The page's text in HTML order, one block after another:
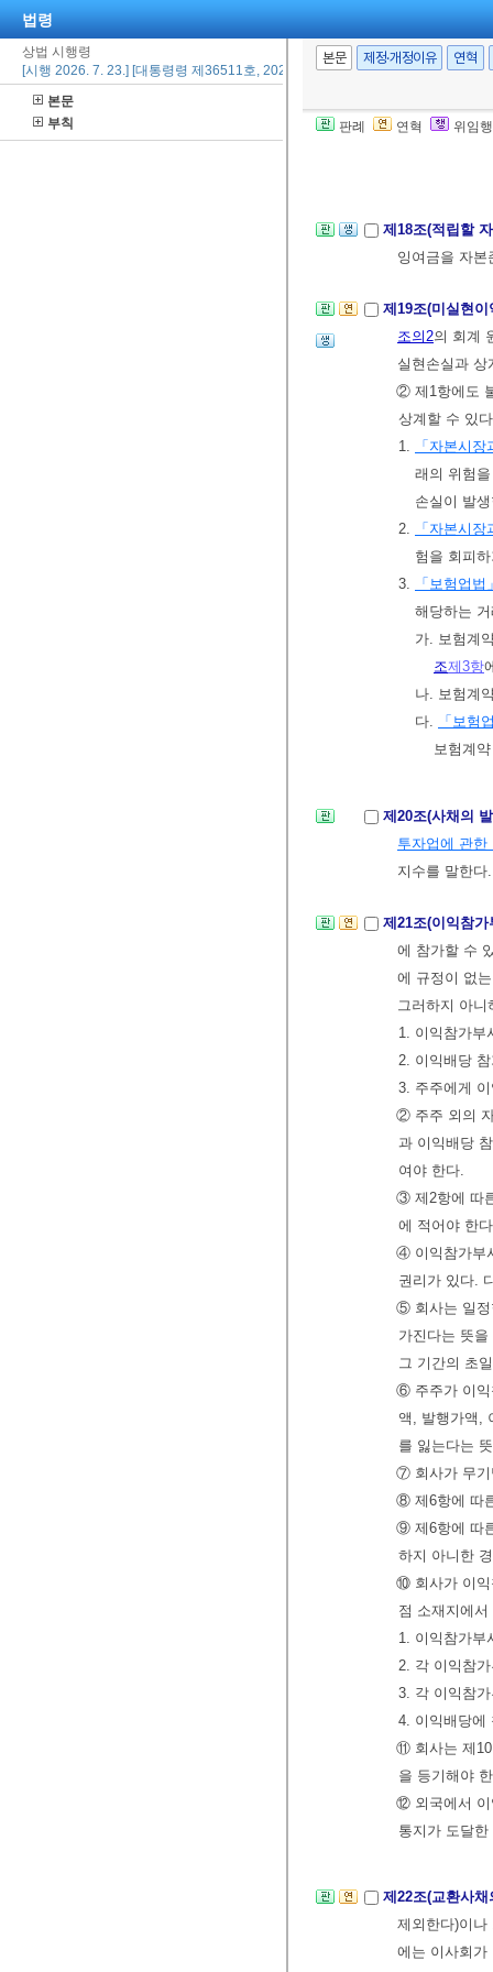
법령
상법 시행령
[시행 2026. 7. 23.] [대통령령 제36511호, 2026. 7. 21., 일부개정]
본문
부칙
본문 제정·개정이유 연혁
판례 연혁 위임
을 가지고
9. 중요한 채
10. 결산기 후
제18조(적립할
잉여금을 자본
제19조(미실현
조의2의 회계
실현손실과
② 제1항에도
상계할 수 있
1.
「자본시
래의 위험
손실이 발
2.
「자본시
험을 회피
3.
「보험업법
해당하는
가. 보험계
조제3항
나. 보험계
다.
「보험
보험계
제20조(사채의
투자업에 관한
지수를 말한다.
제21조(이익참
에 참가할 수
에 규정이 없
그러하지 아니
1. 이익참가부
2. 이익배당
3. 주주에게
② 주주 외의
과 이익배당
여야 한다.
③ 제2항에 따
에 적어야 한
④ 이익참가부
권리가 있다.
⑤ 회사는 일정
가진다는 뜻
그 기간의 초
⑥ 주주가 이익
액, 발행가액,
를 잃는다는
⑦ 회사가 무기
⑧ 제6항에 따
⑨ 제6항에 따
하지 아니한
⑩ 회사가 이익
점 소재지에
1. 이익참가부
2. 각 이익참
3. 각 이익참
4. 이익배당에
⑪ 회사는 제10
을 등기해야
⑫ 외국에서 이
통지가 도달
제22조(교환사
제외한다)이나
에는 이사회